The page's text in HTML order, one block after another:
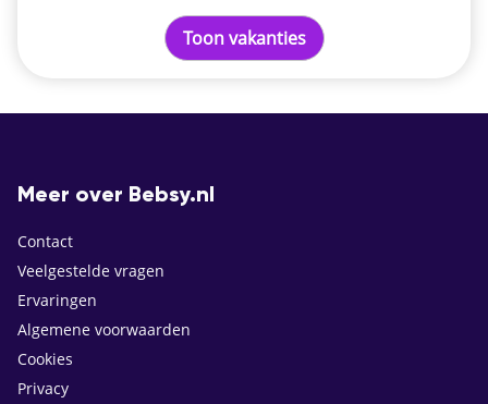
Toon vakanties
Meer over Bebsy.nl
Contact
Veelgestelde vragen
Ervaringen
Algemene voorwaarden
Cookies
Privacy